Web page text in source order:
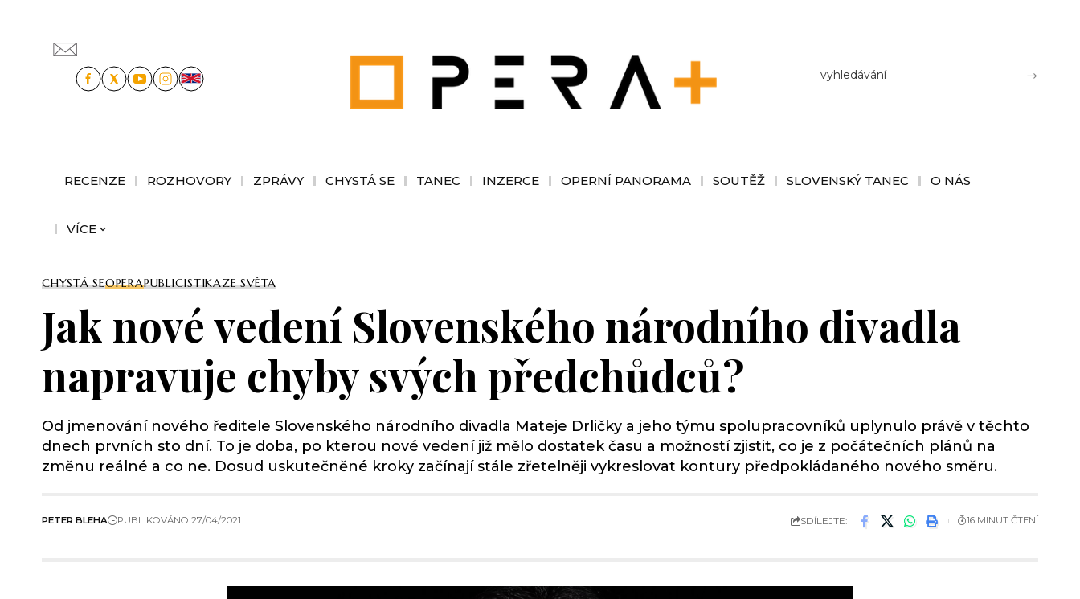
RECENZE ROZHOVORY ZPRÁVY CHYSTÁ SE TANEC INZERCE OPERNÍ PANORAMA SOUTĚŽ SLOVENSKÝ TANEC O NÁS
VÍCE
CHYSTÁ SEOPERAPUBLICISTIKAZE SVĚTA
Jak nové vedení Slovenského národního divadla
napravuje chyby svých předchůdců?
Od jmenování nového ředitele Slovenského národního divadla Mateje Drličky a jeho týmu spolupracovníků uplynulo právě v těchto
dnech prvních sto dní. To je doba, po kterou nové vedení již mělo dostatek času a možností zjistit, co je z počátečních plánů na
změnu reálné a co ne. Dosud uskutečněné kroky začínají stále zřetelněji vykreslovat kontury předpokládaného nového směru.
PETER BLEHA PUBLIKOVÁNO 27/04/2021 SDÍLEJTE: 16 MINUT ČTENÍ